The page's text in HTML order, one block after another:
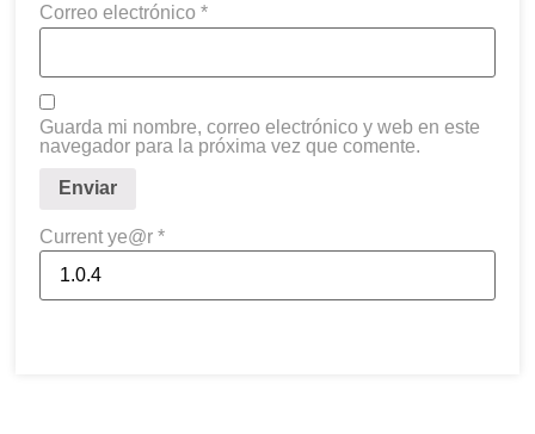
Correo electrónico*
Guarda mi nombre, correo electrónico y web en este
navegador para la próxima vez que comente.
Current ye@r*